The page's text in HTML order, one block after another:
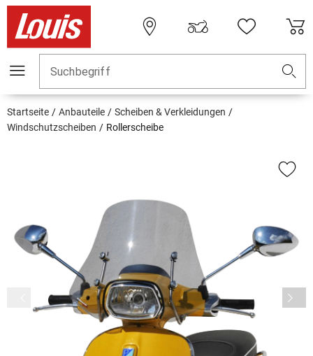
Suchbegriff
Startseite Anbauteile
Scheiben & Verkleidungen
Windschutzscheiben
Rollerscheibe